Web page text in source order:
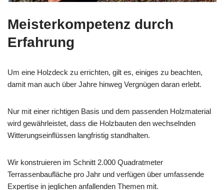
Meisterkompetenz durch
Erfahrung
Um eine Holzdeck zu errichten, gilt es, einiges zu beachten,
damit man auch über Jahre hinweg Vergnügen daran erlebt.
Nur mit einer richtigen Basis und dem passenden Holzmaterial
wird gewährleistet, dass die Holzbauten den wechselnden
Witterungseinflüssen langfristig standhalten.
Wir konstruieren im Schnitt 2.000 Quadratmeter
Terrassenbaufläche pro Jahr und verfügen über umfassende
Expertise in jeglichen anfallenden Themen mit.